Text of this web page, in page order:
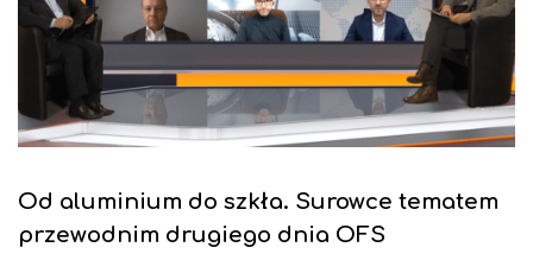
Od aluminium do szkła. Surowce tematem
przewodnim drugiego dnia OFS